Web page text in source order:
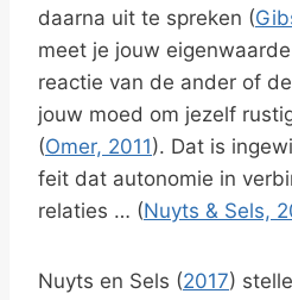
daarna uit te spreken (
meet je jouw
reactie van de ander of
jouw moed om jezelf
(Omer, 2011). Dat is
feit dat autonomie in
relaties … (Nuyts & Sels,
Nuyts en Sels (2017)